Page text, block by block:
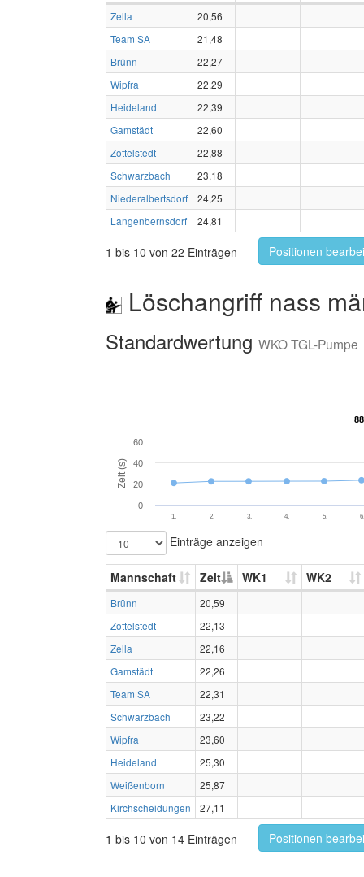
Zella
20,56
Team SA
21,48
Brünn
22,27
Wipfra
22,29
Heideland
22,39
Gamstädt
22,60
Zottelstedt
22,88
Schwarzbach
23,18
Niederalbertsdorf
24,25
Langenbernsdorf
24,81
1 bis 10 von 22 Einträgen Positionen
Löschangriff nass
Standardwertung WKO TGL-Pumpe
Zeit (s)
1. 2. 3. 4. 5. 6.
0
20
40
60
Einträge anzeigen
Mannschaft Zeit WK1 WK2
Brünn
20,59
Zottelstedt
22,13
Zella
22,16
Gamstädt
22,26
Team SA
22,31
Schwarzbach
23,22
Wipfra
23,60
Heideland
25,30
Weißenborn
25,87
Kirchscheidungen
27,11
1 bis 10 von 14 Einträgen Positionen